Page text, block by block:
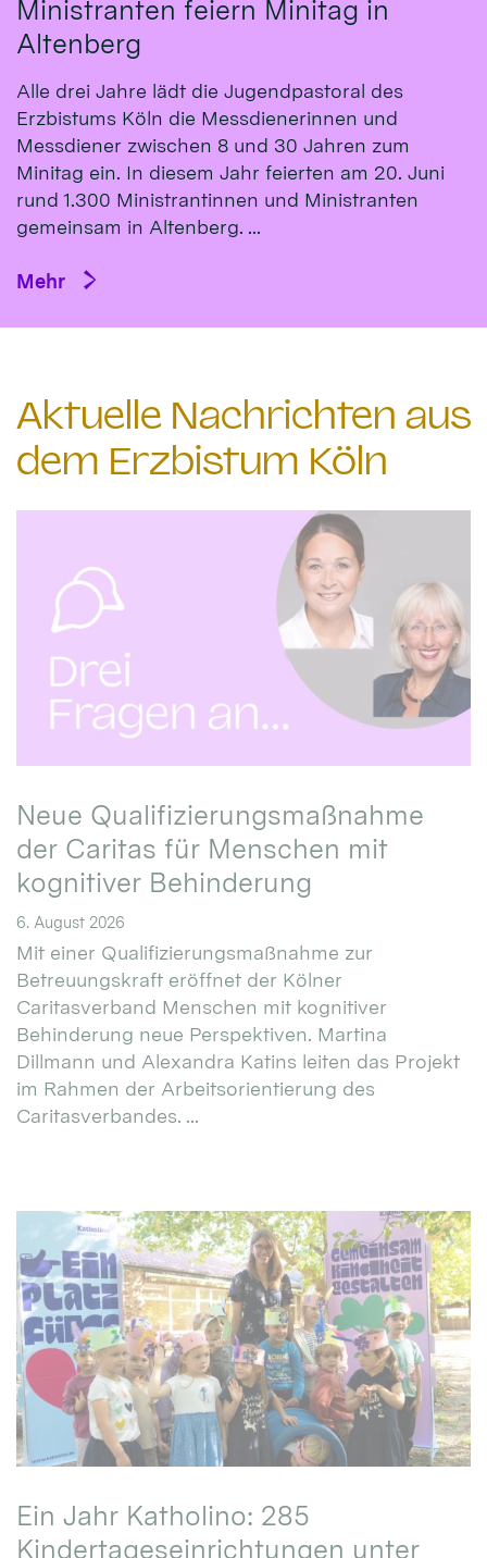
Ministranten feiern Minitag in
Altenberg
Alle drei Jahre lädt die Jugendpastoral des
Erzbistums Köln die Messdienerinnen und
Messdiener zwischen 8 und 30 Jahren zum
Minitag ein. In diesem Jahr feierten am 20. Juni
rund 1.300 Ministrantinnen und Ministranten
gemeinsam in Altenberg. ...
Mehr
Aktuelle Nachrichten aus
dem Erzbistum Köln
Neue Qualifizierungsmaßnahme
der Caritas für Menschen mit
kognitiver Behinderung
6. August 2026
Mit einer Qualifizierungsmaßnahme zur
Betreuungskraft eröffnet der Kölner
Caritasverband Menschen mit kognitiver
Behinderung neue Perspektiven. Martina
Dillmann und Alexandra Katins leiten das Projekt
im Rahmen der Arbeitsorientierung des
Caritasverbandes. ...
Ein Jahr Katholino: 285
Kindertageseinrichtungen unter